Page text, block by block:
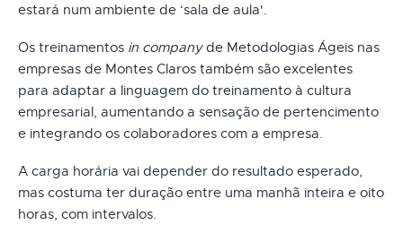
estará num ambiente de ‘sala de aula'.
Os treinamentos in companyde Metodologias Ágeis nas
empresas de Montes Claros também são excelentes
para adaptar a linguagem do treinamento à cultura
empresarial, aumentando a sensação de pertencimento
e integrando os colaboradores com a empresa.
A carga horária vai depender do resultado esperado,
mas costuma ter duração entre uma manhã inteira e oito
horas, com intervalos.